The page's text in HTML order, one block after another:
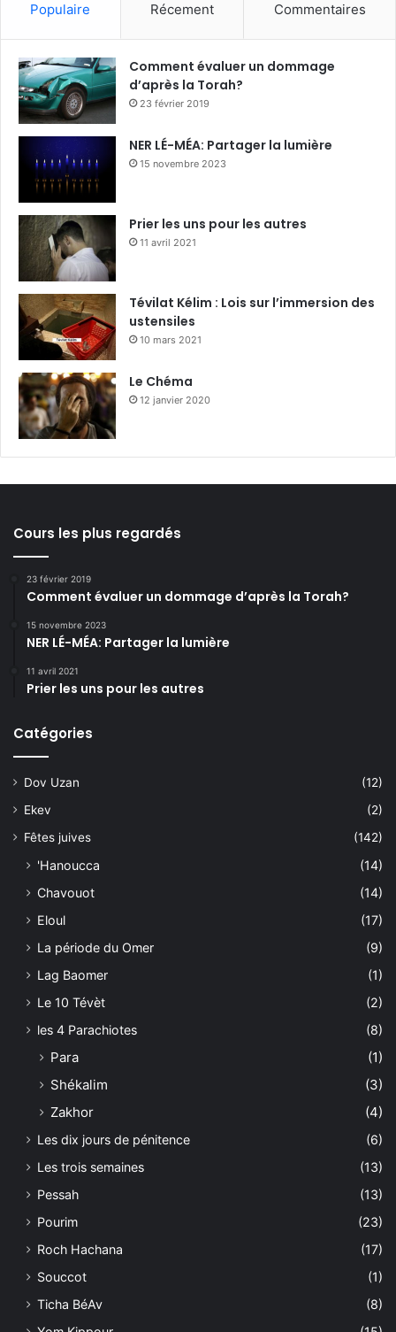
Populaire Récement Commentaires
Comment évaluer un dommage
d’après la Torah?
23 février 2019
NER LÉ-MÉA: Partager la lumière
15 novembre 2023
Prier les uns pour les autres
11 avril 2021
Tévilat Kélim : Lois sur l’immersion des
ustensiles
10 mars 2021
Le Chéma
12 janvier 2020
Cours les plus regardés
23 février 2019
Comment évaluer un dommage d’après la Torah?
15 novembre 2023
NER LÉ-MÉA: Partager la lumière
11 avril 2021
Prier les uns pour les autres
Catégories
Dov Uzan
(12)
Ekev
(2)
Fêtes juives
(142)
'Hanoucca
(14)
Chavouot
(14)
Eloul
(17)
La période du Omer
(9)
Lag Baomer
(1)
Le 10 Tévèt
(2)
les 4 Parachiotes
(8)
Para
(1)
Shékalim
(3)
Zakhor
(4)
Les dix jours de pénitence
(6)
Les trois semaines
(13)
Pessah
(13)
Pourim
(23)
Roch Hachana
(17)
Souccot
(1)
Ticha BéAv
(8)